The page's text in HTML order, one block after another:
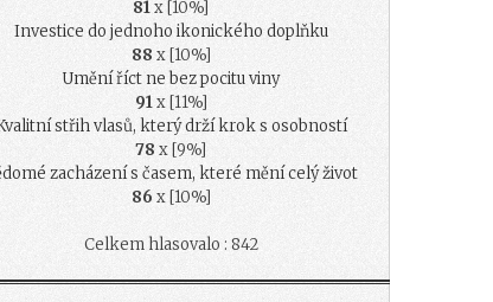
81x [10%]
Investice do jednoho ikonického doplňku
88 x [10%]
Umění říct ne bez pocitu viny
91x [11%]
střih vlasů, který drží krok s osobností
78 x [9%]
zacházení s časem, které mění celý život
86 x [10%]
Celkem hlasovalo : 842